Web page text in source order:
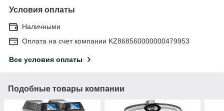
Условия оплаты
Наличными
Оплата на счет компании KZ868560000000479953
Все условия оплаты
Подобные товары компании